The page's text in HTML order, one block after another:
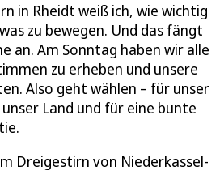
in Rheidt weiß ich, wie wichtig
zu bewegen. Und das fängt
an. Am Sonntag haben wir alle
zu erheben und unsere
Also geht wählen – für unser
Land und für eine bunte
Dreigestirn von Niederkassel-